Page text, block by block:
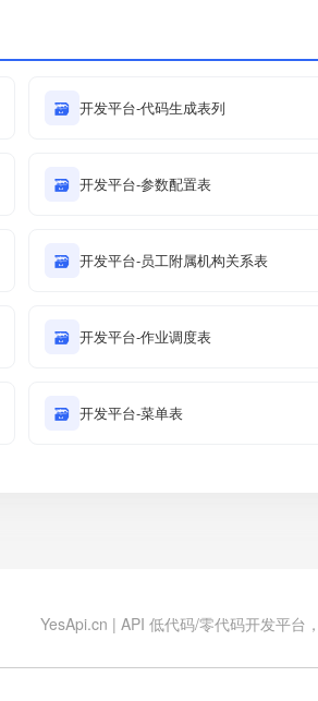
🗃 开发平台-代码生成表列
🗃 开发平台-参数配置表
🗃 开发平台-员工附属机构关系表
🗃 开发平台-作业调度表
🗃 开发平台-菜单表
YesApi.cn | API 低代码/零代码开发平台